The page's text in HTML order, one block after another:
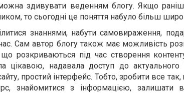
здивувати веденням блогу. Якщо
то сьогодні це поняття набуло більш
знаннями, набути самовираження,
Сам автор блогу також має можливість
що розкриваються під час створення
цікавою, надавала доступ до актуального
простий інтерфейс. Тобто, зробити все
знайомитися з інформацією, залишати